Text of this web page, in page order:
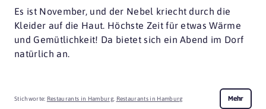
Es ist November, und der Nebel kriecht durch die
Kleider auf die Haut. Höchste Zeit für etwas Wärme
und Gemütlichkeit! Da bietet sich ein Abend im Dorf
natürlich an.
Stichworte: Restaurants in Hamburg, Restaurants in Hamburg Mehr